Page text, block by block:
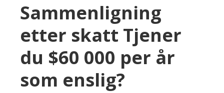
Sammenligning
etter skatt Tjener
du $60 000 per år
som enslig?